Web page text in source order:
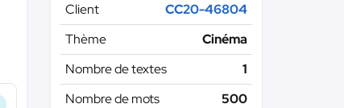
Client
CC20-46804
Thème
Cinéma
Nombre de textes
1
Nombre de mots
500